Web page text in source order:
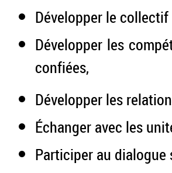
Développer le
Développer les
confiées,
Développer les
Échanger avec les
Participer au dialogue